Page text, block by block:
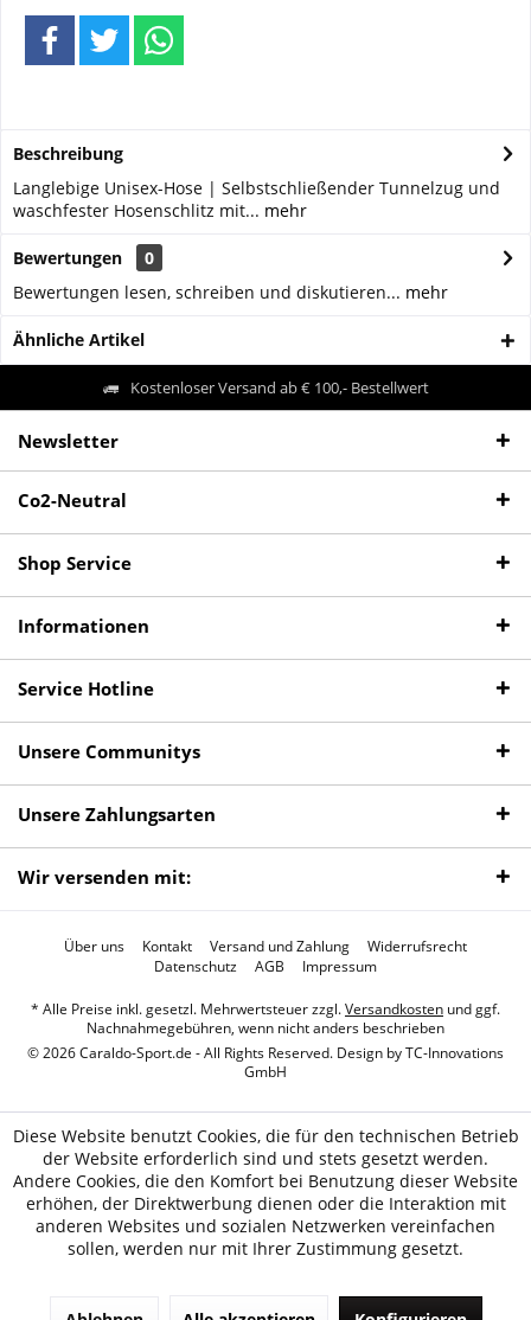
Beschreibung
Langlebige Unisex-Hose | Selbstschließender Tunnelzug und
waschfester Hosenschlitz mit... mehr
Bewertungen
0
Bewertungen lesen, schreiben und diskutieren... mehr
Ähnliche Artikel
Kostenloser Versand ab € 100,- Bestellwert
Newsletter
Co2-Neutral
Shop Service
Informationen
Service Hotline
Unsere Communitys
Unsere Zahlungsarten
Wir versenden mit:
Über uns Kontakt Versand und Zahlung
Widerrufsrecht
Datenschutz
AGB Impressum
* Alle Preise inkl. gesetzl. Mehrwertsteuer zzgl.Versandkosten und ggf.
Nachnahmegebühren, wenn nicht anders beschrieben
© 2026 Caraldo-Sport.de - All Rights Reserved. Design byTC-Innovations
GmbH
Diese Website benutzt Cookies, die für den technischen Betrieb
der Website erforderlich sind und stets gesetzt werden.
Andere Cookies, die den Komfort bei Benutzung dieser Website
erhöhen, der Direktwerbung dienen oder die Interaktion mit
anderen Websites und sozialen Netzwerken vereinfachen
sollen, werden nur mit Ihrer Zustimmung gesetzt.